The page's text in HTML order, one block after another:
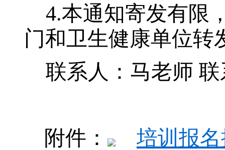
4.本通知寄发有限
门和卫生健康单位转
联系人：马老师 联
附件 ： 培训报